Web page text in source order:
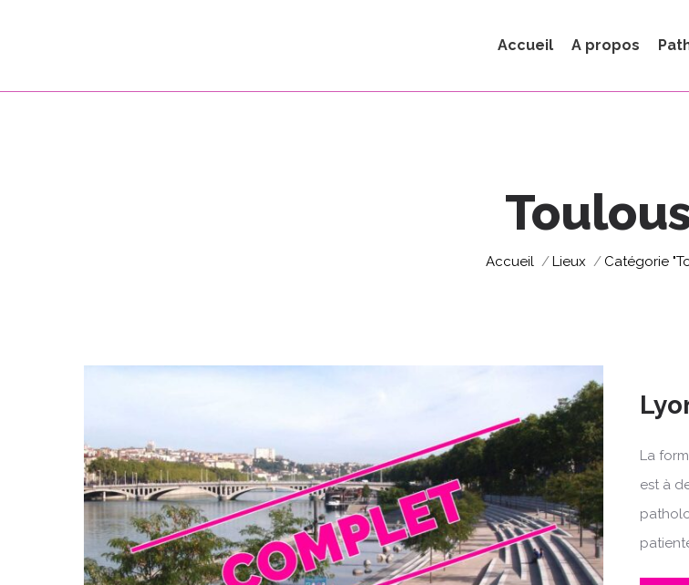
Accueil A propos
Vous êtes ici :
Accueil Lieux Catégorie
La
est à